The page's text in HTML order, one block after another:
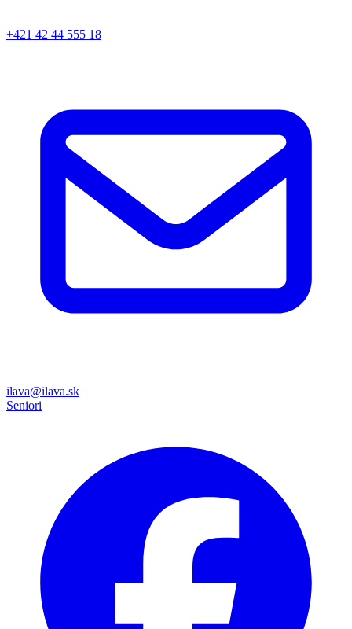
+421 42 44 555 18
ilava@ilava.sk
Seniori